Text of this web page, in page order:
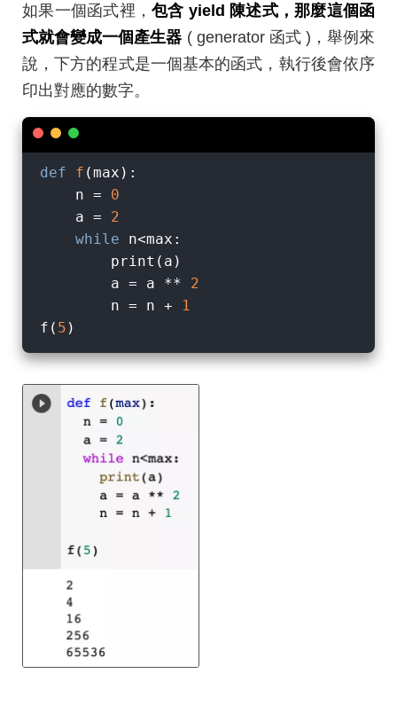
如果一個函式裡， 包含 yield 陳述式，那麼這個函
式就會變成一個產生器 ( generator 函式 )，舉例來
說，下方的程式是一個基本的函式，執行後會依序
印出對應的數字。
def f (max ):
    n =
0
    a =
2
while n<max:
        print(a)
        a = a **
2
        n = n +
1
f( 5